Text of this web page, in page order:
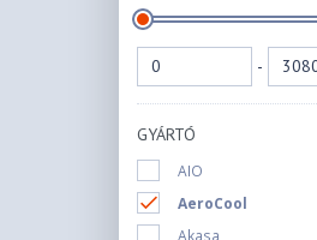
-
GYÁRTÓ
AIO
AeroCool
Akasa